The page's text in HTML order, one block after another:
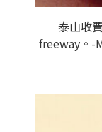
泰山收
freeway。-